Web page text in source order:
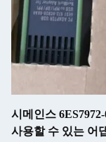
시메인스
사용할 수 있는 어